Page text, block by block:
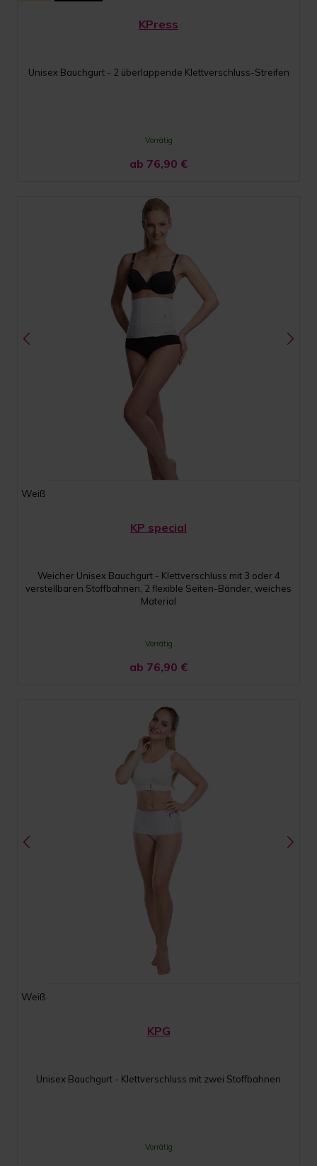
KPress
Unisex Bauchgurt - 2 überlappende Klettverschluss-Streifen
Vorrätig
ab 76,90 €
Weiß
KP special
Weicher Unisex Bauchgurt - Klettverschluss mit 3 oder 4
verstellbaren Stoffbahnen, 2 flexible Seiten-Bänder, weiches
Material
Vorrätig
ab 76,90 €
Weiß
KPG
Unisex Bauchgurt - Klettverschluss mit zwei Stoffbahnen
Vorrätig